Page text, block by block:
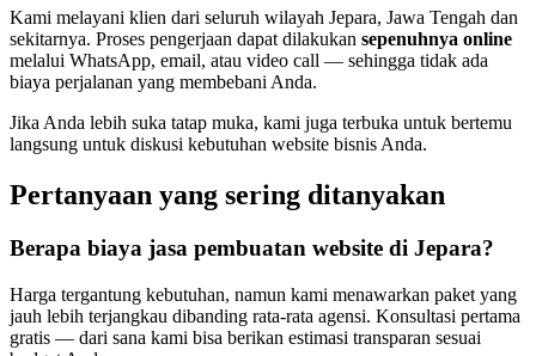
Kami melayani klien dari seluruh wilayah Jepara, Jawa Tengah dan
sekitarnya. Proses pengerjaan dapat dilakukan sepenuhnya online
melalui WhatsApp, email, atau video call — sehingga tidak ada
biaya perjalanan yang membebani Anda.
Jika Anda lebih suka tatap muka, kami juga terbuka untuk bertemu
langsung untuk diskusi kebutuhan website bisnis Anda.
Pertanyaan yang sering ditanyakan
Berapa biaya jasa pembuatan website di Jepara?
Harga tergantung kebutuhan, namun kami menawarkan paket yang
jauh lebih terjangkau dibanding rata-rata agensi. Konsultasi pertama
gratis — dari sana kami bisa berikan estimasi transparan sesuai